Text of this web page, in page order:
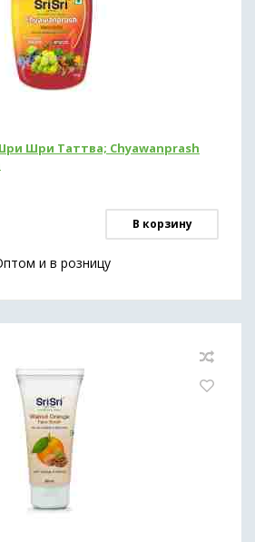
Шри Таттва; Chyawanprash
В корзину
и в розницу